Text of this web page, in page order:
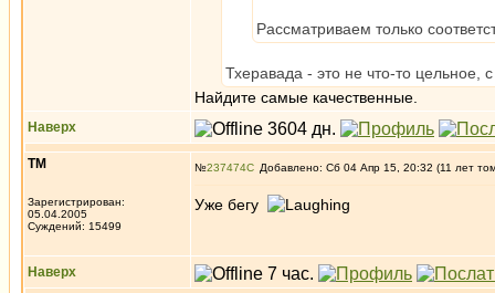
Рассматриваем только
Тхеравада - это не что-то цельное,
Найдите самые качественные.
Наверх
ТМ
Зарегистрирован:
05.04.2005
Суждений: 15499
№237474 Добавлено: Сб 04 Апр 15, 20:32 (11 лет
Уже бегу
Наверх